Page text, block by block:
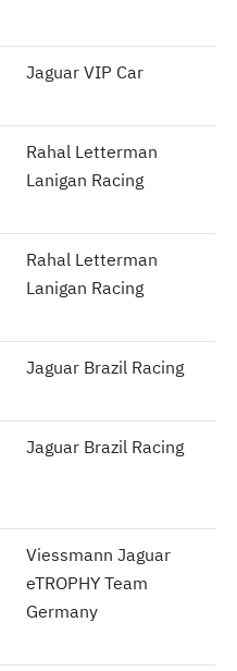
Jaguar VIP Car
Rahal Letterman
Lanigan Racing
Rahal Letterman
Lanigan Racing
Jaguar Brazil Racing
Jaguar Brazil Racing
Viessmann Jaguar
eTROPHY Team
Germany